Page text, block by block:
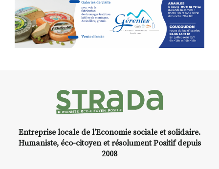
Cet été, Laurent Berset vous
propose unstage d’aquarelle en
extérieur, accessible
à tous les
niveaux
, dans un cadre naturel
autour de Saint-Front,
Pendant3 jours, vous
apprendrez à capturer l’instant
:
composition, aquarelle, encre,
ou contenu hybride.
Entreprise locale de l’Economie sociale et solidaire.
Humaniste, éco-citoyen et résolument Positif depuis
2008